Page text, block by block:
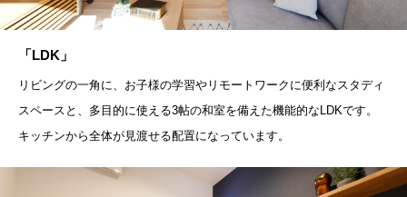
「LDK」
リビングの一角に、お子様の学習やリモートワークに便利なスタディ
スペースと、多目的に使える3帖の和室を備えた機能的なLDKです。
キッチンから全体が見渡せる配置になっています。